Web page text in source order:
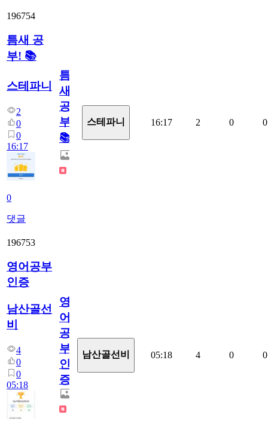
196754
틈새 공
부! 📚
스테파니
2
0
0
16:17
0
댓글
틈
새
공
부!
📚
스테파니 16:17 2 0 0
196753
영어공부
인증
남산골선
비
4
0
0
05:18
영
어
공
부
인
증
남산골선비 05:18 4 0 0